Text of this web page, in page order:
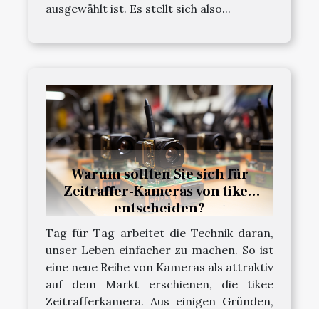
ausgewählt ist. Es stellt sich also...
Warum sollten Sie sich für
Zeitraffer-Kameras von tikee
entscheiden?
Tag für Tag arbeitet die Technik daran,
unser Leben einfacher zu machen. So ist
eine neue Reihe von Kameras als attraktiv
auf dem Markt erschienen, die tikee
Zeitrafferkamera. Aus einigen Gründen,